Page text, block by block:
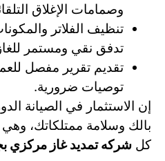
وصمامات الإغلاق
تنظيف الفلاتر
تدفق نقي ومستمر
تقديم تقرير مفصل
توصيات ضرورية.
إن الاستثمار في الصيانة
بالك وسلامة ممتلكاتك،
كل شركه تمديد غاز مركزي